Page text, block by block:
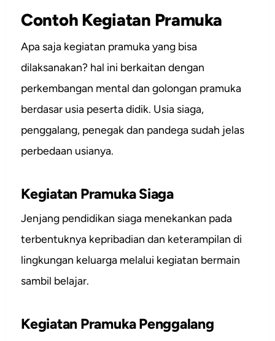
Contoh Kegiatan Pramuka
Apa saja kegiatan pramuka yang bisa
dilaksanakan? hal ini berkaitan dengan
perkembangan mental dan golongan pramuka
berdasar usia peserta didik. Usia siaga,
penggalang, penegak dan pandega sudah jelas
perbedaan usianya.
Kegiatan Pramuka Siaga
Jenjang pendidikan siaga menekankan pada
terbentuknya kepribadian dan keterampilan di
lingkungan keluarga melalui kegiatan bermain
sambil belajar.
Kegiatan Pramuka Penggalang